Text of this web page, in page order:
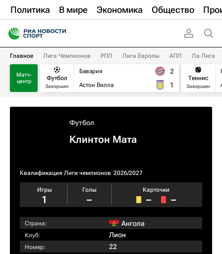
Политика В мире Экономика Общество
Главное Лига Чемпионов РПЛ Лига Европы АПЛ Ла Лига
Матч-
центр
Футбол
Завершен
Бавария
Астон Вилла
2
1
Теннис
Завершен
Футбол
Клинтон Мата
Квалификация Лиги чемпионов 2026/2027
Игры
1
Голы
–
Карточки
– –
Страна: Ангола
Клуб: Лион
Номер: 22